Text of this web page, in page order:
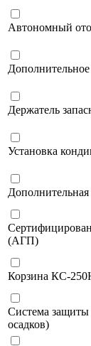
Автономный
Держатель
Установка
Дополнительная
(АГП)
Корзина КС-
Система защиты
осадков)